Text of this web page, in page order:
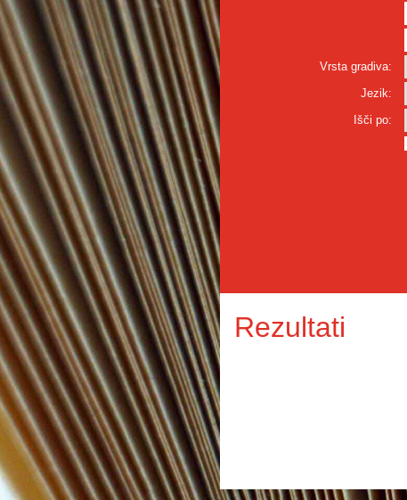
Vrsta gradiva:
Jezik:
Išči po:
Rezultati